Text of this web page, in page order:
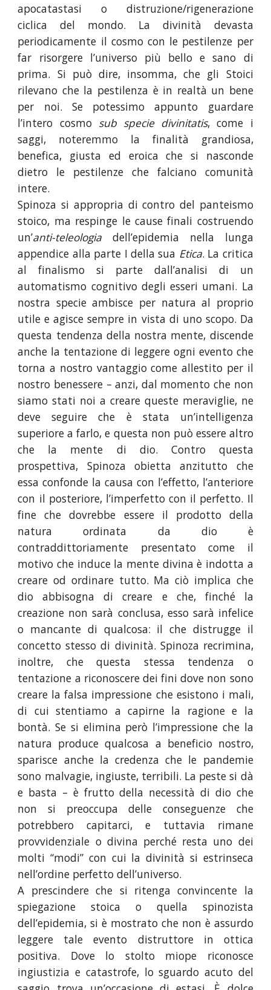
apocatastasi o distruzione/rigenerazione
ciclica del mondo. La divinità devasta
periodicamente il cosmo con le pestilenze per
far risorgere l’universo più bello e sano di
prima. Si può dire, insomma, che gli Stoici
rilevano che la pestilenza è in realtà un bene
per noi. Se potessimo appunto guardare
l’intero cosmo sub specie divinitatis, come i
saggi, noteremmo la finalità grandiosa,
benefica, giusta ed eroica che si nasconde
dietro le pestilenze che falciano comunità
intere.
Spinoza si appropria di contro del panteismo
stoico, ma respinge le cause finali costruendo
un’anti-teleologia dell’epidemia nella lunga
appendice alla parte I della sua Etica. La critica
al finalismo si parte dall’analisi di un
automatismo cognitivo degli esseri umani. La
nostra specie ambisce per natura al proprio
utile e agisce sempre in vista di uno scopo. Da
questa tendenza della nostra mente, discende
anche la tentazione di leggere ogni evento che
torna a nostro vantaggio come allestito per il
nostro benessere – anzi, dal momento che non
siamo stati noi a creare queste meraviglie, ne
deve seguire che è stata un’intelligenza
superiore a farlo, e questa non può essere altro
che la mente di dio. Contro questa
prospettiva, Spinoza obietta anzitutto che
essa confonde la causa con l’effetto, l’anteriore
con il posteriore, l’imperfetto con il perfetto. Il
fine che dovrebbe essere il prodotto della
natura ordinata da dio è
contraddittoriamente presentato come il
motivo che induce la mente divina è indotta a
creare od ordinare tutto. Ma ciò implica che
dio abbisogna di creare e che, finché la
creazione non sarà conclusa, esso sarà infelice
o mancante di qualcosa: il che distrugge il
concetto stesso di divinità. Spinoza recrimina,
inoltre, che questa stessa tendenza o
tentazione a riconoscere dei fini dove non sono
creare la falsa impressione che esistono i mali,
di cui stentiamo a capirne la ragione e la
bontà. Se si elimina però l’impressione che la
natura produce qualcosa a beneficio nostro,
sparisce anche la credenza che le pandemie
sono malvagie, ingiuste, terribili. La peste si dà
e basta – è frutto della necessità di dio che
non si preoccupa delle conseguenze che
potrebbero capitarci, e tuttavia rimane
provvidenziale o divina perché resta uno dei
molti “modi” con cui la divinità si estrinseca
nell’ordine perfetto dell’universo.
A prescindere che si ritenga convincente la
spiegazione stoica o quella spinozista
dell’epidemia, si è mostrato che non è assurdo
leggere tale evento distruttore in ottica
positiva. Dove lo stolto miope riconosce
ingiustizia e catastrofe, lo sguardo acuto del